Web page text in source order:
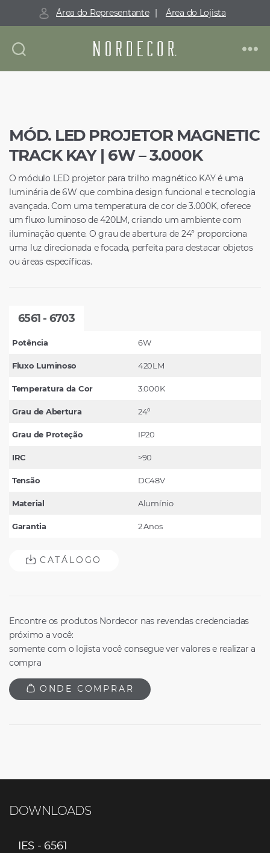
Área do Representante | Área do Lojista
Nordecor
MÓD. LED PROJETOR MAGNETIC
TRACK KAY | 6W – 3.000K
O módulo LED projetor para trilho magnético KAY é uma
luminária de 6W que combina design funcional e tecnologia
avançada. Com uma temperatura de cor de 3.000K, oferece
um fluxo luminoso de 420LM, criando um ambiente com
iluminação quente. O grau de abertura de 24° proporciona
uma luz direcionada e focada, perfeita para destacar objetos
ou áreas específicas.
6561 - 6703
Potência 6W
Fluxo Luminoso 420LM
Temperatura da Cor 3.000K
Grau de Abertura 24º
Grau de Proteção IP20
IRC >90
Tensão DC48V
Material Alumínio
Garantia 2 Anos
CATÁLOGO
Encontre os produtos Nordecor nas revendas credenciadas
próximo a você:
somente com o lojista você consegue ver valores e realizar a
compra
ONDE COMPRAR
DOWNLOADS
IES - 6561